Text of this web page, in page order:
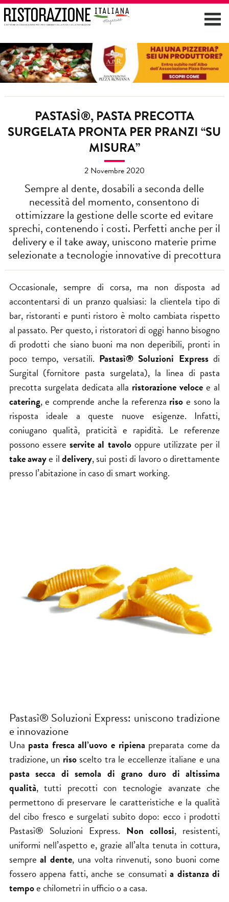
PASTASÌ®, PASTA PRECOTTA
SURGELATA PRONTA PER PRANZI “SU
MISURA”
2 Novembre 2020
Sempre al dente, dosabili a seconda delle
necessità del momento, consentono di
ottimizzare la gestione delle scorte ed evitare
sprechi, contenendo i costi. Perfetti anche per il
delivery e il take away, uniscono materie prime
selezionate a tecnologie innovative di precottura
Occasionale, sempre di corsa, ma non disposta ad
accontentarsi di un pranzo qualsiasi: la clientela tipo di
bar, ristoranti e punti ristoro è molto cambiata rispetto
al passato. Per questo, i ristoratori di oggi hanno bisogno
di prodotti che siano buoni ma non deperibili, pronti in
poco tempo, versatili. Pastasì® Soluzioni Expressdi
Surgital (fornitore pasta surgelata), la linea di pasta
precotta surgelata dedicata alla ristorazione veloce e al
catering, e comprende anche la referenza riso e sono la
risposta ideale a queste nuove esigenze. Infatti,
coniugano qualità, praticità e rapidità. Le referenze
possono essereservite al tavolooppure utilizzate per il
take awaye ildelivery, sui posti di lavoro o direttamente
presso l’abitazione in caso di smart working.
Pastasì® Soluzioni Express: uniscono tradizione
e innovazione
Una pasta fresca all’uovo e ripiena preparata come da
tradizione, un risoscelto tra le eccellenze italiane e una
pasta secca di semola di grano duro di altissima
qualità, tutti precotti con tecnologie avanzate che
permettono di preservare le caratteristiche e la qualità
del cibo fresco e surgelati subito dopo: ecco i prodotti
Pastasì® Soluzioni Express. Non collosi, resistenti,
uniformi nell’aspetto e, grazie all’alta tenuta in cottura,
sempreal dente, una volta rinvenuti, sono buoni come
fossero appena fatti, anche se consumatia distanza di
tempoe chilometri in ufficio o a casa.